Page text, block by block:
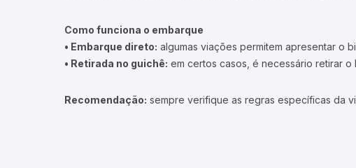
Como funciona o embarque
• Embarque direto: algumas viações permitem apresentar o
• Retirada no guichê: em certos casos, é necessário retirar
Recomendação: sempre verifique as regras específicas da